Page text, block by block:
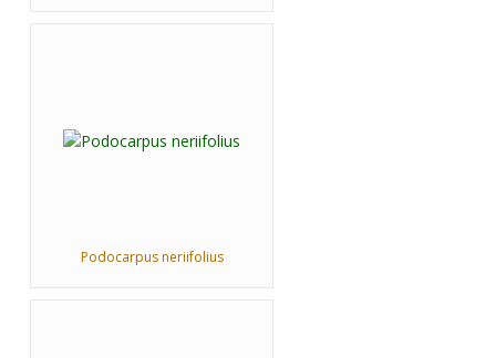
Podocarpus neriifolius